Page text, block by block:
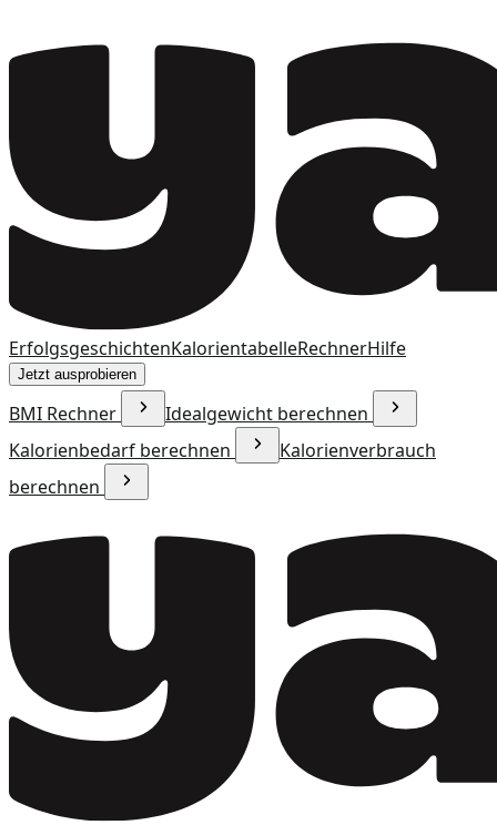
ErfolgsgeschichtenKalorientabelleRechnerHilfe
Jetzt ausprobieren
BMI Rechner
Idealgewicht berechnen
Kalorienbedarf berechnen
Kalorienverbrauch
berechnen